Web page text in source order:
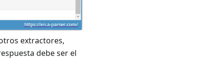
extractores,
debe ser el